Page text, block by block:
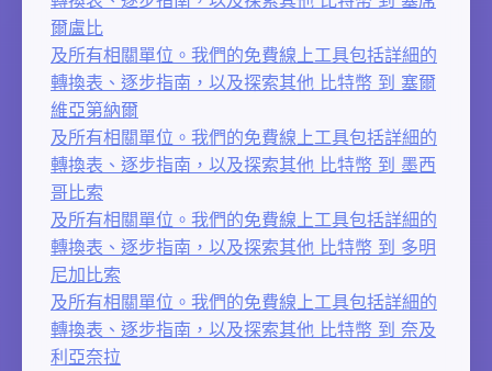
爾盧比
及所有相關單位。我們的免費線上工具包括詳細的
轉換表、逐步指南，以及探索其他 比特幣 到 塞爾
維亞第納爾
及所有相關單位。我們的免費線上工具包括詳細的
轉換表、逐步指南，以及探索其他 比特幣 到 墨西
哥比索
及所有相關單位。我們的免費線上工具包括詳細的
轉換表、逐步指南，以及探索其他 比特幣 到 多明
尼加比索
及所有相關單位。我們的免費線上工具包括詳細的
轉換表、逐步指南，以及探索其他 比特幣 到 奈及
利亞奈拉